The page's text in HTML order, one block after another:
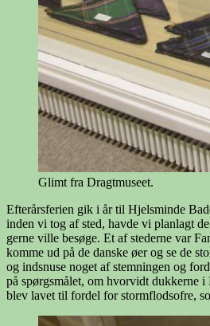
Glimt fra Dragtmuseet.
Efterårsferien gik i år til Hjelsminde
inden vi tog af sted, havde vi planlagt
gerne ville besøge. Et af stederne var
komme ud på de danske øer og se de
og indsnuse noget af stemningen og
på spørgsmålet, om hvorvidt dukkerne
blev lavet til fordel for stormflodsofre,